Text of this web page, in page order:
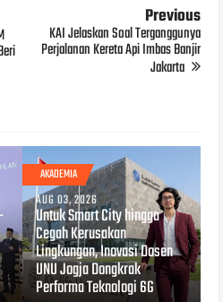
Previous
KAI Jelaskan Soal Terganggunya
Perjalanan Kereta Api Imbas Banjir
Jakarta
AKADEMIA
AUG 03, 2026
Untuk Smart City hingga
Cegah Kerusakan
Lingkungan, Inovasi Dosen
UNU Jogja Dongkrak
Performa Teknologi 6G